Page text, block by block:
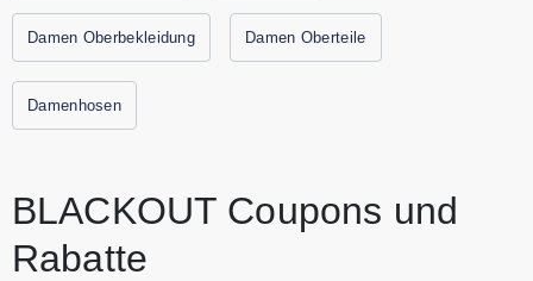
Kernkompetenz auf Jeans ausgerichtet ist. Entdecken Sie
bei BLACKOUT angesagte Mode und Accessoire Trends für
Gutscheine und Rabattaktionen von BLACKOUT finden Sie
immer hier auf Gutscheine.codes
Damen Oberbekleidung Damen Oberteile
Damenhosen
BLACKOUT Coupons und
Rabatte